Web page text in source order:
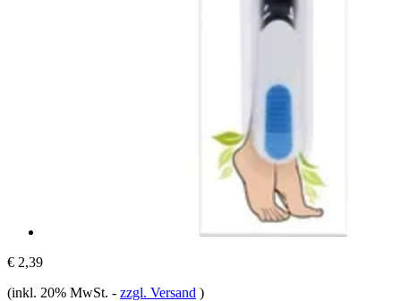
€ 2,39
(inkl. 20% MwSt. - zzgl. Versand )